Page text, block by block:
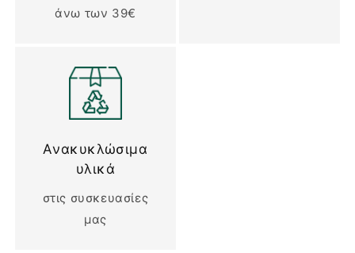
άνω των 39€
Ανακυκλώσιμα
υλικά
στις συσκευασίες
μας